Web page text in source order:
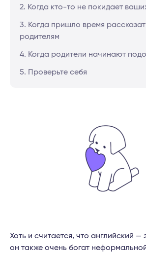
2. Когда кто-то не покидает
3. Когда пришло время
родителям
4. Когда родители начинают
5. Проверьте себя
Хоть и считается, что английский —
он также очень богат